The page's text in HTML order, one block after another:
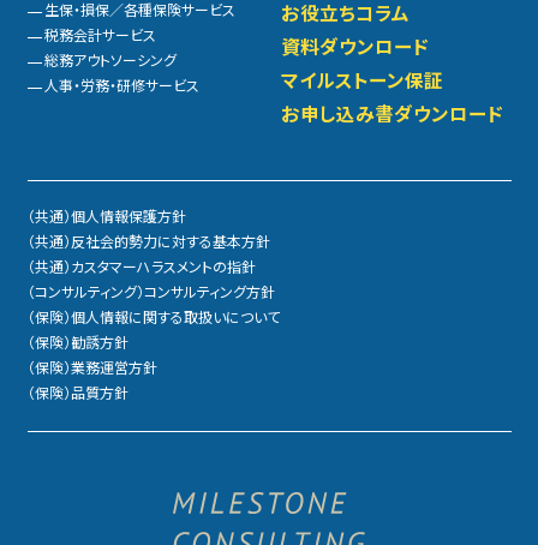
生保・損保／各種保険サービス
税務会計サービス
総務アウトソーシング
人事・労務・研修サービス
お役立ちコラム
資料ダウンロード
マイルストーン保証
お申し込み書ダウンロード
（共通）個人情報保護方針
（共通）反社会的勢力に対する基本方針
（共通）カスタマーハラスメントの指針
（コンサルティング）コンサルティング方針
（保険）個人情報に関する取扱いについて
（保険）勧誘方針
（保険）業務運営方針
（保険）品質方針